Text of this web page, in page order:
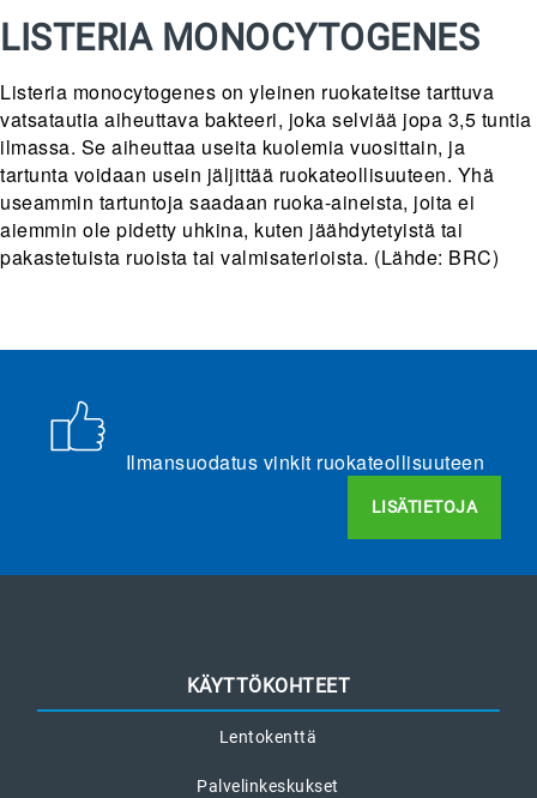
LISTERIA MONOCYTOGENES
Listeria monocytogenes on yleinen ruokateitse tarttuva
vatsatautia aiheuttava bakteeri, joka selviää jopa 3,5 tuntia
ilmassa. Se aiheuttaa useita kuolemia vuosittain, ja
tartunta voidaan usein jäljittää ruokateollisuuteen. Yhä
useammin tartuntoja saadaan ruoka-aineista, joita ei
aiemmin ole pidetty uhkina, kuten jäähdytetyistä tai
pakastetuista ruoista tai valmisaterioista. (Lähde: BRC)
Ilmansuodatus vinkit ruokateollisuuteen
LISÄTIETOJA
KÄYTTÖKOHTEET
Lentokenttä
Palvelinkeskukset